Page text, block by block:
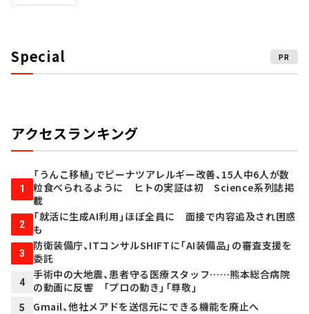
Special PR
アクセスランキング
1
「うんこ移植」でピーナツアレルギー改善、15人中6人が数
粒食べられるように ヒトの実証は初 Science系列誌掲
載
2
「就活に生成AI利用」ほぼ全員に 面接で内容追及され困惑
も
3
防衛装備庁、ITコンサルSHIFTに「AI装備品」の審査支援を
委託
4
手術中の大地震、患者守る医療スタッフ……熊本総合病院
の動画に反響 「プロの動き」「尊敬」
5 Gmail、他社メアドを送信元にできる機能を廃止へ